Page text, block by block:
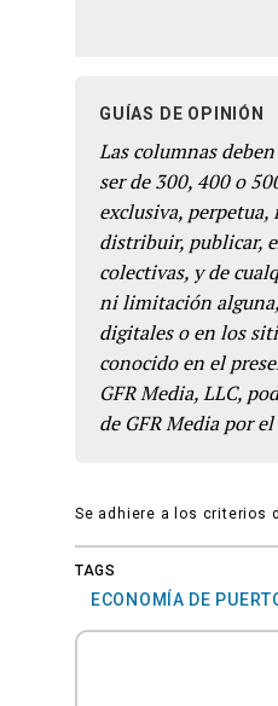
GUÍAS DE OPINIÓN
Las columnas
ser de 300, 400 o
exclusiva,
distribuir, publicar,
colectivas, y de
ni limitación
digitales o en los
conocido en el
GFR Media, LLC,
de GFR Media por
Se adhiere a los criterios
TAGS
ECONOMÍA DE